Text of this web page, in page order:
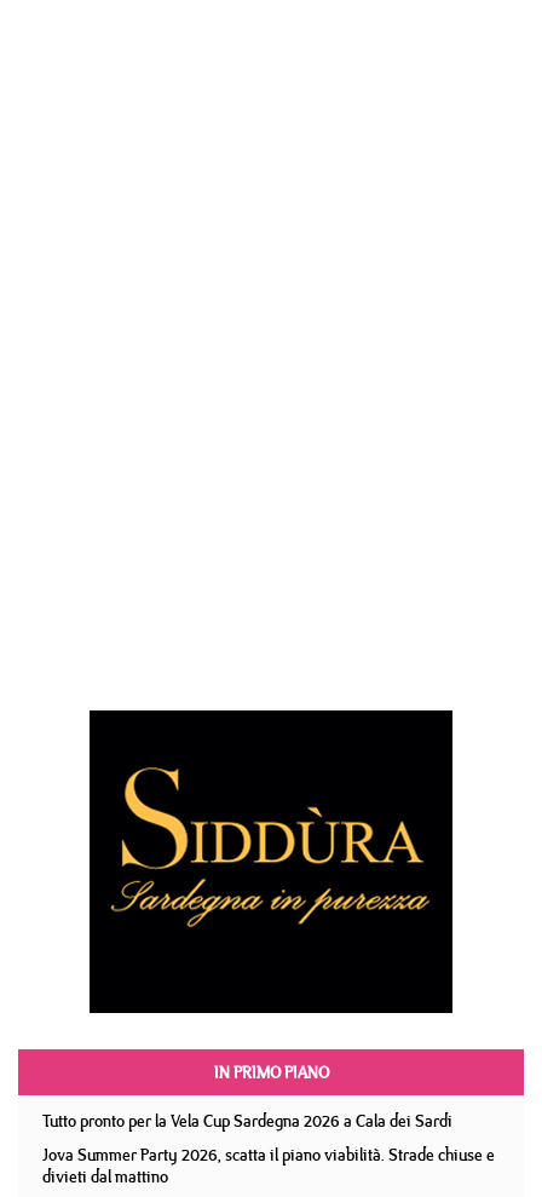
IN PRIMO PIANO
Tutto pronto per la Vela Cup Sardegna 2026 a Cala dei Sardi
Jova Summer Party 2026, scatta il piano viabilità. Strade chiuse e
divieti dal mattino